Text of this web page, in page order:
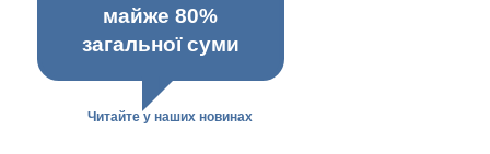
майже 80%
загальної суми
Читайте у наших новинах